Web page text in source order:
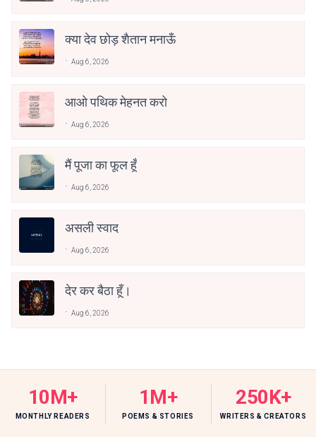
क्या देव छोड़ शैतान मनाऊँ
Aug 6, 2026
आओ पथिक मेहनत करो
Aug 6, 2026
मैं पूजा का फूल हूँ
Aug 6, 2026
असली स्वाद
Aug 6, 2026
देर कर बैठा हूँ।
Aug 6, 2026
10M+
MONTHLY READERS
1M+
POEMS & STORIES
250K+
WRITERS & CREATORS